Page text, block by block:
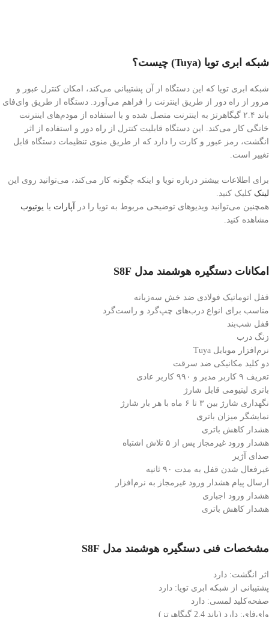
شبکه ابری تویا (Tuya) چیست؟
شبکه ابری تویا که این دستگاه از آن پشتیبانی می‌کند، امکان کنترل عبور و
مرور از راه دور از طریق اینترنت را فراهم می‌آورد. دستگاه از طریق وای‌فای
باند ۲.۴ گیگاهرتز به اینترنت متصل شده و با استفاده از مودم‌های اینترنت
خانگی کار می‌کند. این دستگاه قابلیت کنترل از راه دور و استفاده از اثر
انگشت، رمز عبور و کارت را دارد که از طریق منوی تنظیمات دستگاه قابل
تغییر است.
برای اطلاعات بیشتر درباره تویا و اینکه چگونه کار می‌کند، می‌توانید روی این
لینک کلیک کنید.
همچنین می‌توانید ویدیوهای توضیحی مربوط به تویا را در
آپارات یا یوتیوب
مشاهده کنید.
امکانات دستگیره هوشمند مدل S8F
قفل اتوماتیک فولادی ضد خش سه‌زبانه
مناسب برای انواع درب‌های چپ‌گرد و راست‌گرد
قفل شب‌بند
زنگ درب
نرم‌افزار موبایل Tuya
دو کلید مکانیکی ضد سرقت
تعریف ۹ کاربر مدیر و ۹۹۰ کاربر عادی
باتری لیتیومی قابل شارژ
نگهداری شارژ بین ۳ تا ۶ ماه با هر بار شارژ
نمایشگر میزان باتری
هشدار کاهش باتری
هشدار ورود غیرمجاز پس از ۵ تلاش اشتباه
صدای آژیر
غیرفعال شدن قفل به مدت ۹۰ ثانیه
ارسال پیام هشدار ورود غیرمجاز به نرم‌افزار
هشدار ورود اجباری
هشدار کاهش باتری
مشخصات فنی دستگیره هوشمند مدل S8F
اثر انگشت: دارد
پشتیبانی از شبکه ابری تویا: دارد
صفحه‌کلید لمسی: دارد
وای‌فای: دارد (باند 2.4 گیگاهرتز)